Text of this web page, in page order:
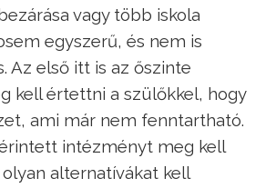
vagy több iskola
egyszerű, és nem is
Az első itt is az őszinte
kell értettni a szülőkkel, hogy
ami már nem fenntartható.
intézményt meg kell
alternatívákat kell